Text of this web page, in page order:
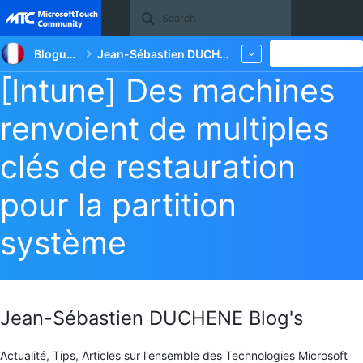
Site
Blogueurs Jean-Sébastien DUCHENE Blog's
[Intune] Des machines
renvoient de multiples
clés de restauration
pour la partition
système
Jean-Sébastien DUCHENE Blog's
Actualité, Tips, Articles sur l'ensemble des Technologies Microsoft